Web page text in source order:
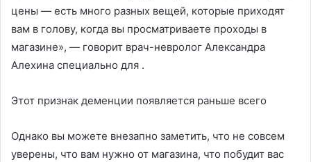
цены — есть много разных вещей, которые приходят
вам в голову, когда вы просматриваете проходы в
магазине», — говорит врач-невролог Александра
Алехина специально для .
Этот признак деменции появляется раньше всего
Однако вы можете внезапно заметить, что не совсем
уверены, что вам нужно от магазина, что побудит вас